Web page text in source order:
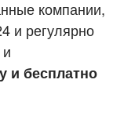
компании,
и регулярно
и бесплатно